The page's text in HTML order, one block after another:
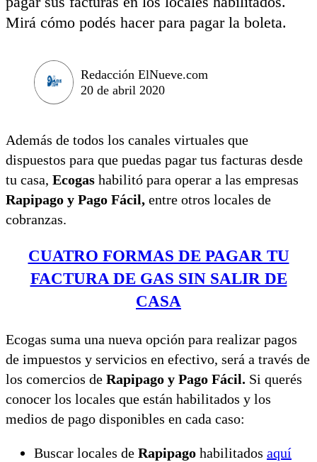
Mirá cómo podés hacer para pagar la boleta.
Redacción ElNueve.com
20 de abril 2020
Además de todos los canales virtuales que
dispuestos para que puedas pagar tus facturas desde
tu casa, Ecogas habilitó para operar a las empresas
Rapipago y Pago Fácil, entre otros locales de
cobranzas.
CUATRO FORMAS DE PAGAR TU
FACTURA DE GAS SIN SALIR DE
CASA
Ecogas suma una nueva opción para realizar pagos
de impuestos y servicios en efectivo, será a través de
los comercios de Rapipago y Pago Fácil. Si querés
conocer los locales que están habilitados y los
medios de pago disponibles en cada caso:
Buscar locales de Rapipago habilitados aquí